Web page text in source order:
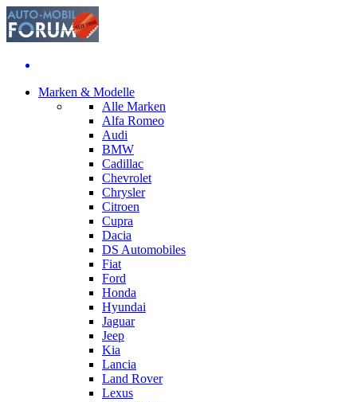
Marken & Modelle
Alle Marken
Alfa Romeo
Audi
BMW
Cadillac
Chevrolet
Chrysler
Citroen
Cupra
Dacia
DS Automobiles
Fiat
Ford
Honda
Hyundai
Jaguar
Jeep
Kia
Lancia
Land Rover
Lexus